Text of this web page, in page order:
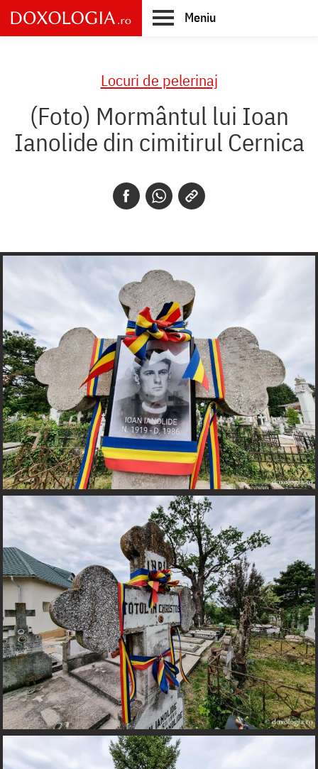
Skip
to
main
Meniu
Locuri de pelerinaj
(Foto) Mormântul lui Ioan
Ianolide din cimitirul Cernica